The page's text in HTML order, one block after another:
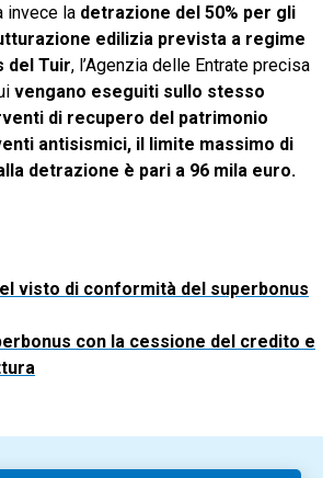
invece la detrazione del 50% per gli
edilizia prevista a regime
del Tuir, l’Agenzia delle Entrate precisa
vengano eseguiti sullo stesso
di recupero del patrimonio
antisismici, il limite massimo di
detrazione è pari a 96 mila euro.
visto di conformità del superbonus
con la cessione del credito e